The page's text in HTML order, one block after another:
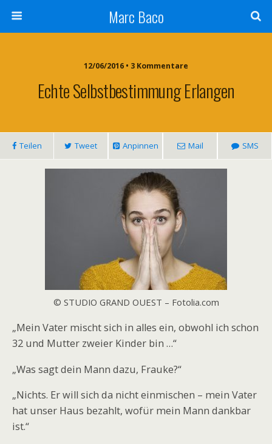
Marc Baco
12/06/2016 • 3 Kommentare
Echte Selbstbestimmung Erlangen
Teilen Tweet Anpinnen Mail SMS
© STUDIO GRAND OUEST – Fotolia.com
„Mein Vater mischt sich in alles ein, obwohl ich schon
32 und Mutter zweier Kinder bin …“
„Was sagt dein Mann dazu, Frauke?“
„Nichts. Er will sich da nicht einmischen – mein Vater
hat unser Haus bezahlt, wofür mein Mann dankbar
ist.“